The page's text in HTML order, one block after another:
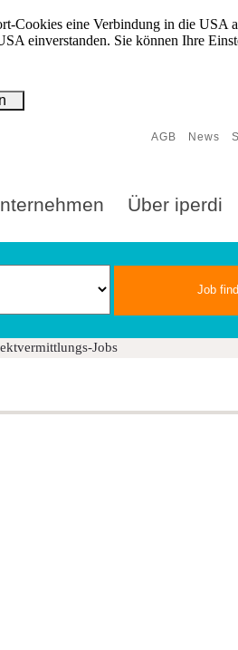
Cookies eine Verbindung in die USA
einverstanden. Sie können Ihre
AGB News
Über iperdi
Jobs